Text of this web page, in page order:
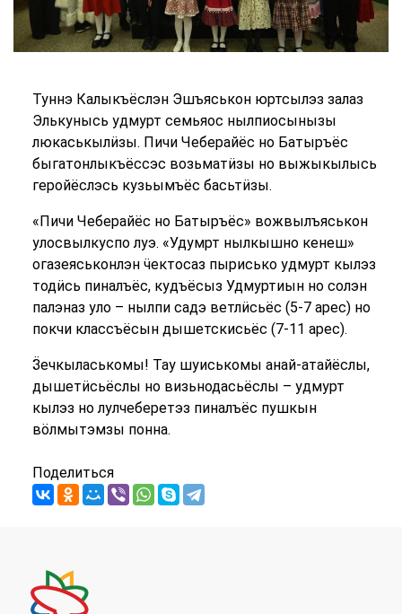
Туннэ Калыкъёслэн Эшъяськон юртсылэз залаз
Элькунысь удмурт семьяос нылпиосынызы
люкаськылӥзы. Пичи Чеберайёс но Батыръёс
быгатонлыкъёссэс возьматӥзы но выжыкылысь
геройёслэсь кузьымъёс басьтӥзы.
«Пичи Чеберайёс но Батыръёс» вожвылъяськон
улосвылкуспо луэ. «Удумрт нылкышно кенеш»
огазеяськонлэн ӵектосаз пырисько удмурт кылэз
тодӥсь пиналъёс, кудъёсыз Удмуртиын но солэн
палэназ уло – нылпи садэ ветлӥсьёс (5-7 арес) но
покчи классъёсын дышетскисьёс (7-11 арес).
Ӟечкыласькомы! Тау шуиськомы анай-атайёслы,
дышетӥсьёслы но визьнодасьёслы – удмурт
кылэз но лулчеберетэз пиналъёс пушкын
вӧлмытэмзы понна.
Поделиться